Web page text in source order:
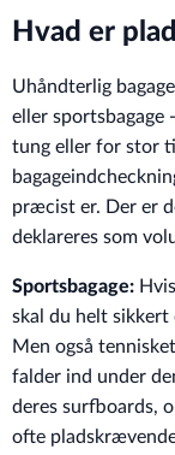
Hvad er
Uhåndterlig
eller sportsbagage
tung eller for stor
præcist er. Der er
deklareres som
Sportsbagage:
skal du helt sikkert
Men også
falder ind under
deres surfboards,
ofte